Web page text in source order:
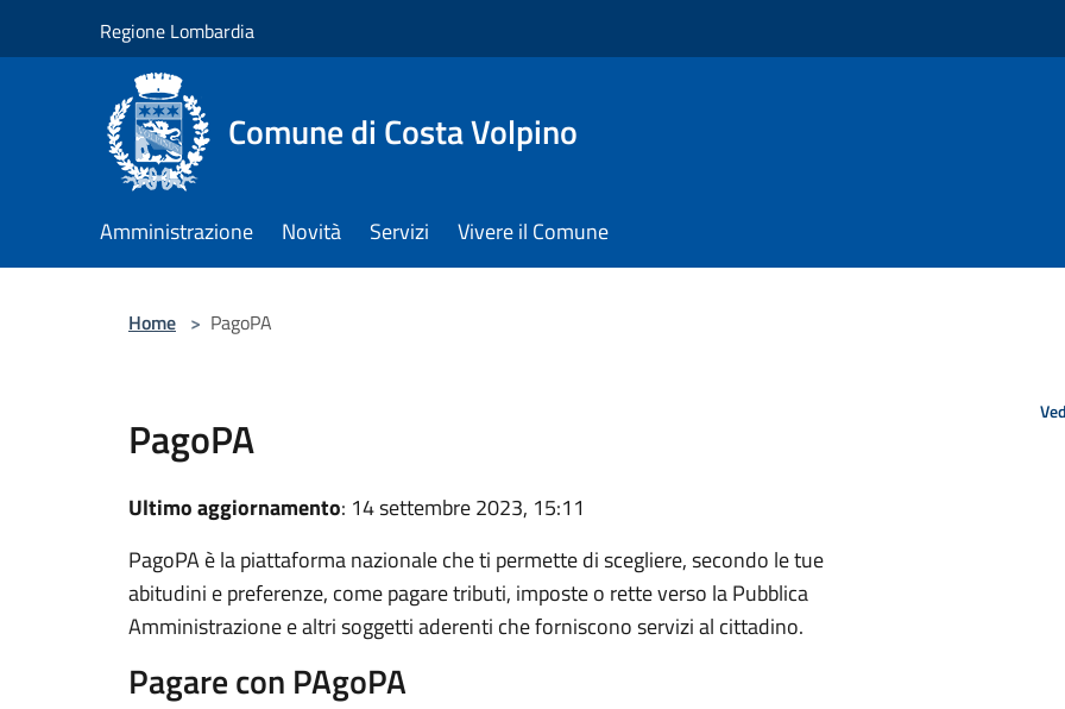
Regione Lombardia
Comune di Costa Volpino
Amministrazione Novità Servizi Vivere il Comune
Home > PagoPA
PagoPA
Ultimo aggiornamento: 14 settembre 2023, 15:11
PagoPA è la piattaforma nazionale che ti permette di scegliere, secondo le tue
abitudini e preferenze, come pagare tributi, imposte o rette verso la Pubblica
Amministrazione e altri soggetti aderenti che forniscono servizi al cittadino.
Pagare con PAgoPA